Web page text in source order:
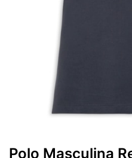
Polo Masculina